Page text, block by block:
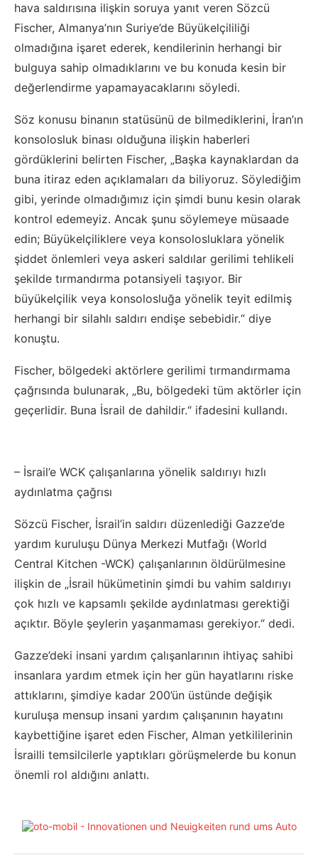
hava saldırısına ilişkin soruya yanıt veren Sözcü
Fischer, Almanya’nın Suriye’de Büyükelçililiği
olmadığına işaret ederek, kendilerinin herhangi bir
bulguya sahip olmadıklarını ve bu konuda kesin bir
değerlendirme yapamayacaklarını söyledi.
Söz konusu binanın statüsünü de bilmediklerini, İran’ın
konsolosluk binası olduğuna ilişkin haberleri
gördüklerini belirten Fischer, „Başka kaynaklardan da
buna itiraz eden açıklamaları da biliyoruz. Söylediğim
gibi, yerinde olmadığımız için şimdi bunu kesin olarak
kontrol edemeyiz. Ancak şunu söylemeye müsaade
edin; Büyükelçiliklere veya konsolosluklara yönelik
şiddet önlemleri veya askeri saldılar gerilimi tehlikeli
şekilde tırmandırma potansiyeli taşıyor. Bir
büyükelçilik veya konsolosluğa yönelik teyit edilmiş
herhangi bir silahlı saldırı endişe sebebidir.“ diye
konuştu.
Fischer, bölgedeki aktörlere gerilimi tırmandırmama
çağrısında bulunarak, „Bu, bölgedeki tüm aktörler için
geçerlidir. Buna İsrail de dahildir.“ ifadesini kullandı.
– İsrail’e WCK çalışanlarına yönelik saldırıyı hızlı
aydınlatma çağrısı
Sözcü Fischer, İsrail’in saldırı düzenlediği Gazze’de
yardım kuruluşu Dünya Merkezi Mutfağı (World
Central Kitchen -WCK) çalışanlarının öldürülmesine
ilişkin de „İsrail hükümetinin şimdi bu vahim saldırıyı
çok hızlı ve kapsamlı şekilde aydınlatması gerektiği
açıktır. Böyle şeylerin yaşanmaması gerekiyor.“ dedi.
Gazze’deki insani yardım çalışanlarının ihtiyaç sahibi
insanlara yardım etmek için her gün hayatlarını riske
attıklarını, şimdiye kadar 200’ün üstünde değişik
kuruluşa mensup insani yardım çalışanının hayatını
kaybettiğine işaret eden Fischer, Alman yetkililerinin
İsrailli temsilcilerle yaptıkları görüşmelerde bu konun
önemli rol aldığını anlattı.​​​​​​​